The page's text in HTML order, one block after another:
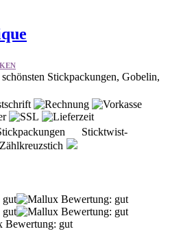
Stickpackungen, Gobelin,
Sticktwist-